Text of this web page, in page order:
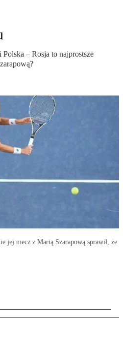
– Rosja to najprostsze
jej mecz z Marią Szarapową sprawił, że